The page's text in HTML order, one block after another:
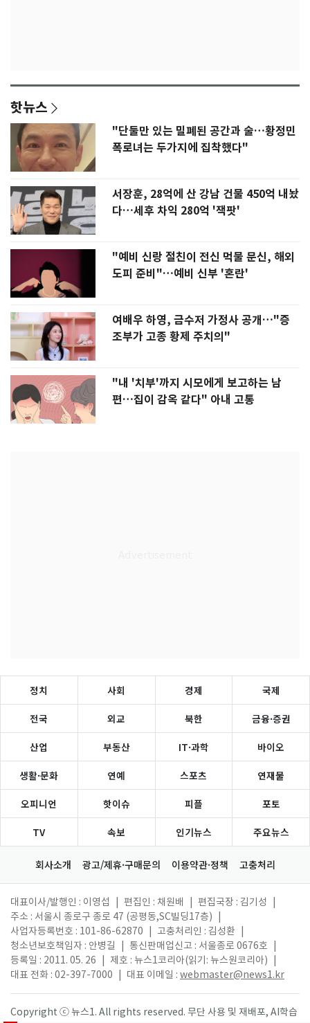
핫뉴스
"단둘만 있는 밀폐된 공간과 술…황정민
폭로녀는 두가지에 집착했다"
서장훈, 28억에 산 강남 건물 450억 내놨
다…세후 차익 280억 '잭팟'
"예비 신랑 절친이 전신 먹물 문신, 해외
도피 준비"…예비 신부 '혼란'
여배우 하영, 금수저 가정사 공개…"증
조부가 고종 황제 주치의"
"내 '치부'까지 시모에게 보고하는 남
편…집이 감옥 같다" 아내 고통
정치 사회 경제 국제
전국 외교 북한 금융·증권
산업 부동산 IT·과학 바이오
생활·문화 연예 스포츠 연재물
오피니언 핫이슈 피플 포토
TV 속보 인기뉴스 주요뉴스
회사소개 광고/제휴·구매문의 이용약관·정책 고충처리
대표이사/발행인 : 이영섭 편집인 : 채원배 편집국장 : 김기성
주소 : 서울시 종로구 종로 47 (공평동,SC빌딩17층)
사업자등록번호 : 101-86-62870
고충처리인 : 김성환
청소년보호책임자 : 안병길
통신판매업신고 : 서울종로 0676호
등록일 : 2011. 05. 26
제호 : 뉴스1코리아(읽기: 뉴스원코리아)
대표 전화 : 02-397-7000
대표 이메일 : webmaster@news1.kr
Copyright ⓒ 뉴스1. All rights reserved. 무단 사용 및 재배포, AI학습